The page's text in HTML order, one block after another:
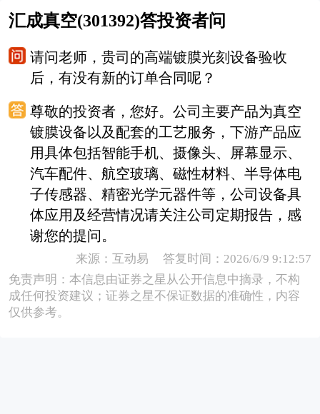
汇成真空(301392)答投资者问
请问老师，贵司的高端镀膜光刻设备验收
后，有没有新的订单合同呢？
尊敬的投资者，您好。公司主要产品为真空
镀膜设备以及配套的工艺服务，下游产品应
用具体包括智能手机、摄像头、屏幕显示、
汽车配件、航空玻璃、磁性材料、半导体电
子传感器、精密光学元器件等，公司设备具
体应用及经营情况请关注公司定期报告，感
谢您的提问。
来源：互动易 答复时间：2026/6/9 9:12:57
免责声明：本信息由证券之星从公开信息中摘录，不构
成任何投资建议；证券之星不保证数据的准确性，内容
仅供参考。